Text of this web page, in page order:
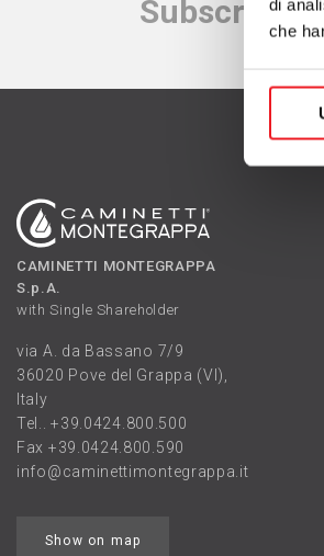
di
che
Subscribe
CAMINETTI MONTEGRAPPA
S.p.A.
with Single Shareholder
via A. da Bassano 7/9
36020 Pove del Grappa (VI),
Italy
Tel..+39.0424.800.500
Fax +39.0424.800.590
info@caminettimontegrappa.it
Show on map